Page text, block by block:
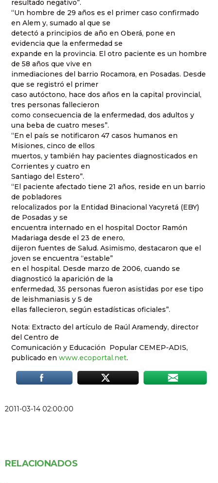
resultado negativo”.
“Un hombre de 29 años es el primer caso confirmado
en Alem y, sumado al que se
detectó a principios de año en Oberá, pone en
evidencia que la enfermedad se
expande en la provincia. El otro paciente es un hombre
de 58 años que vive en
inmediaciones del barrio Rocamora, en Posadas. Desde
que se registró el primer
caso autóctono, hace dos años en la capital provincial,
tres personas fallecieron
como consecuencia de la enfermedad, dos adultos y
una beba de cuatro meses”.
“En el país se notificaron 47 casos humanos en
Misiones, cinco de ellos
muertos, y también hay pacientes diagnosticados en
Corrientes y cuatro en
Santiago del Estero”.
“El paciente afectado tiene 21 años, reside en un barrio
de pobladores
relocalizados por la Entidad Binacional Yacyretá (EBY)
de Posadas y se
encuentra internado en el hospital Doctor Ramón
Madariaga desde el 23 de enero,
dijeron fuentes de Salud. Asimismo, destacaron que el
joven se encuentra “estable”
en el hospital. Desde marzo de 2006, cuando se
diagnosticó la aparición de la
enfermedad, 35 personas fueron asistidas por ese tipo
de leishmaniasis y 5 de
ellas fallecieron, según estadísticas oficiales”.
Nota: Extracto del artículo de Raúl Aramendy, director
del Centro de
Comunicación y Educación Popular CEMEP-ADIS,
publicado en www.ecoportal.net.
2011-03-14 02:00:00
RELACIONADOS